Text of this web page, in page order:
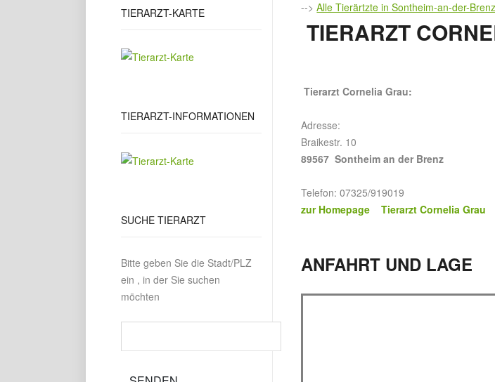
TIERARZT-KARTE
TIERARZT-INFORMATIONEN
SUCHE TIERARZT
Bitte geben Sie die Stadt/PLZ
ein , in der Sie suchen
möchten
-->Alle Tierärtzte in Sontheim-an-der-Brenz
TIERARZT
Tierarzt Cornelia Grau:
Adresse:
Braikestr. 10
89567 Sontheim an der Brenz
Telefon: 07325/919019
zur Homepage Tierarzt Cornelia Grau
ANFAHRT UND LAGE